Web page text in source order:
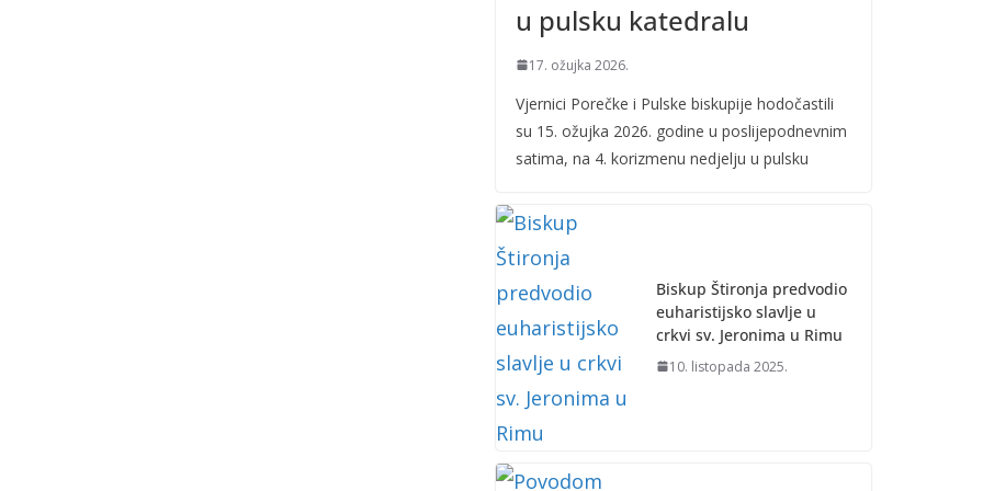
u pulsku katedralu
17. ožujka 2026.
Vjernici Porečke i Pulske biskupije hodočastili
su 15. ožujka 2026. godine u poslijepodnevnim
satima, na 4. korizmenu nedjelju u pulsku
Biskup Štironja predvodio
euharistijsko slavlje u
crkvi sv. Jeronima u Rimu
10. listopada 2025.